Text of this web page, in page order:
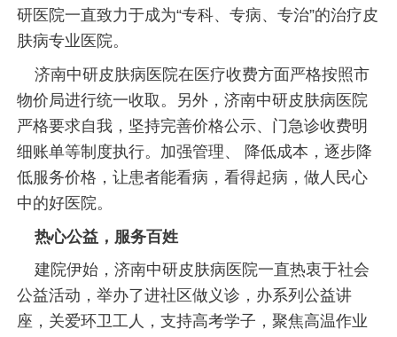
研医院一直致力于成为“专科、专病、专治”的治疗皮
肤病专业医院。
济南中研皮肤病医院在医疗收费方面严格按照市
物价局进行统一收取。另外，济南中研皮肤病医院
严格要求自我，坚持完善价格公示、门急诊收费明
细账单等制度执行。加强管理、 降低成本，逐步降
低服务价格，让患者能看病，看得起病，做人民心
中的好医院。
热心公益，服务百姓
建院伊始，济南中研皮肤病医院一直热衷于社会
公益活动，举办了进社区做义诊，办系列公益讲
座，关爱环卫工人，支持高考学子，聚焦高温作业